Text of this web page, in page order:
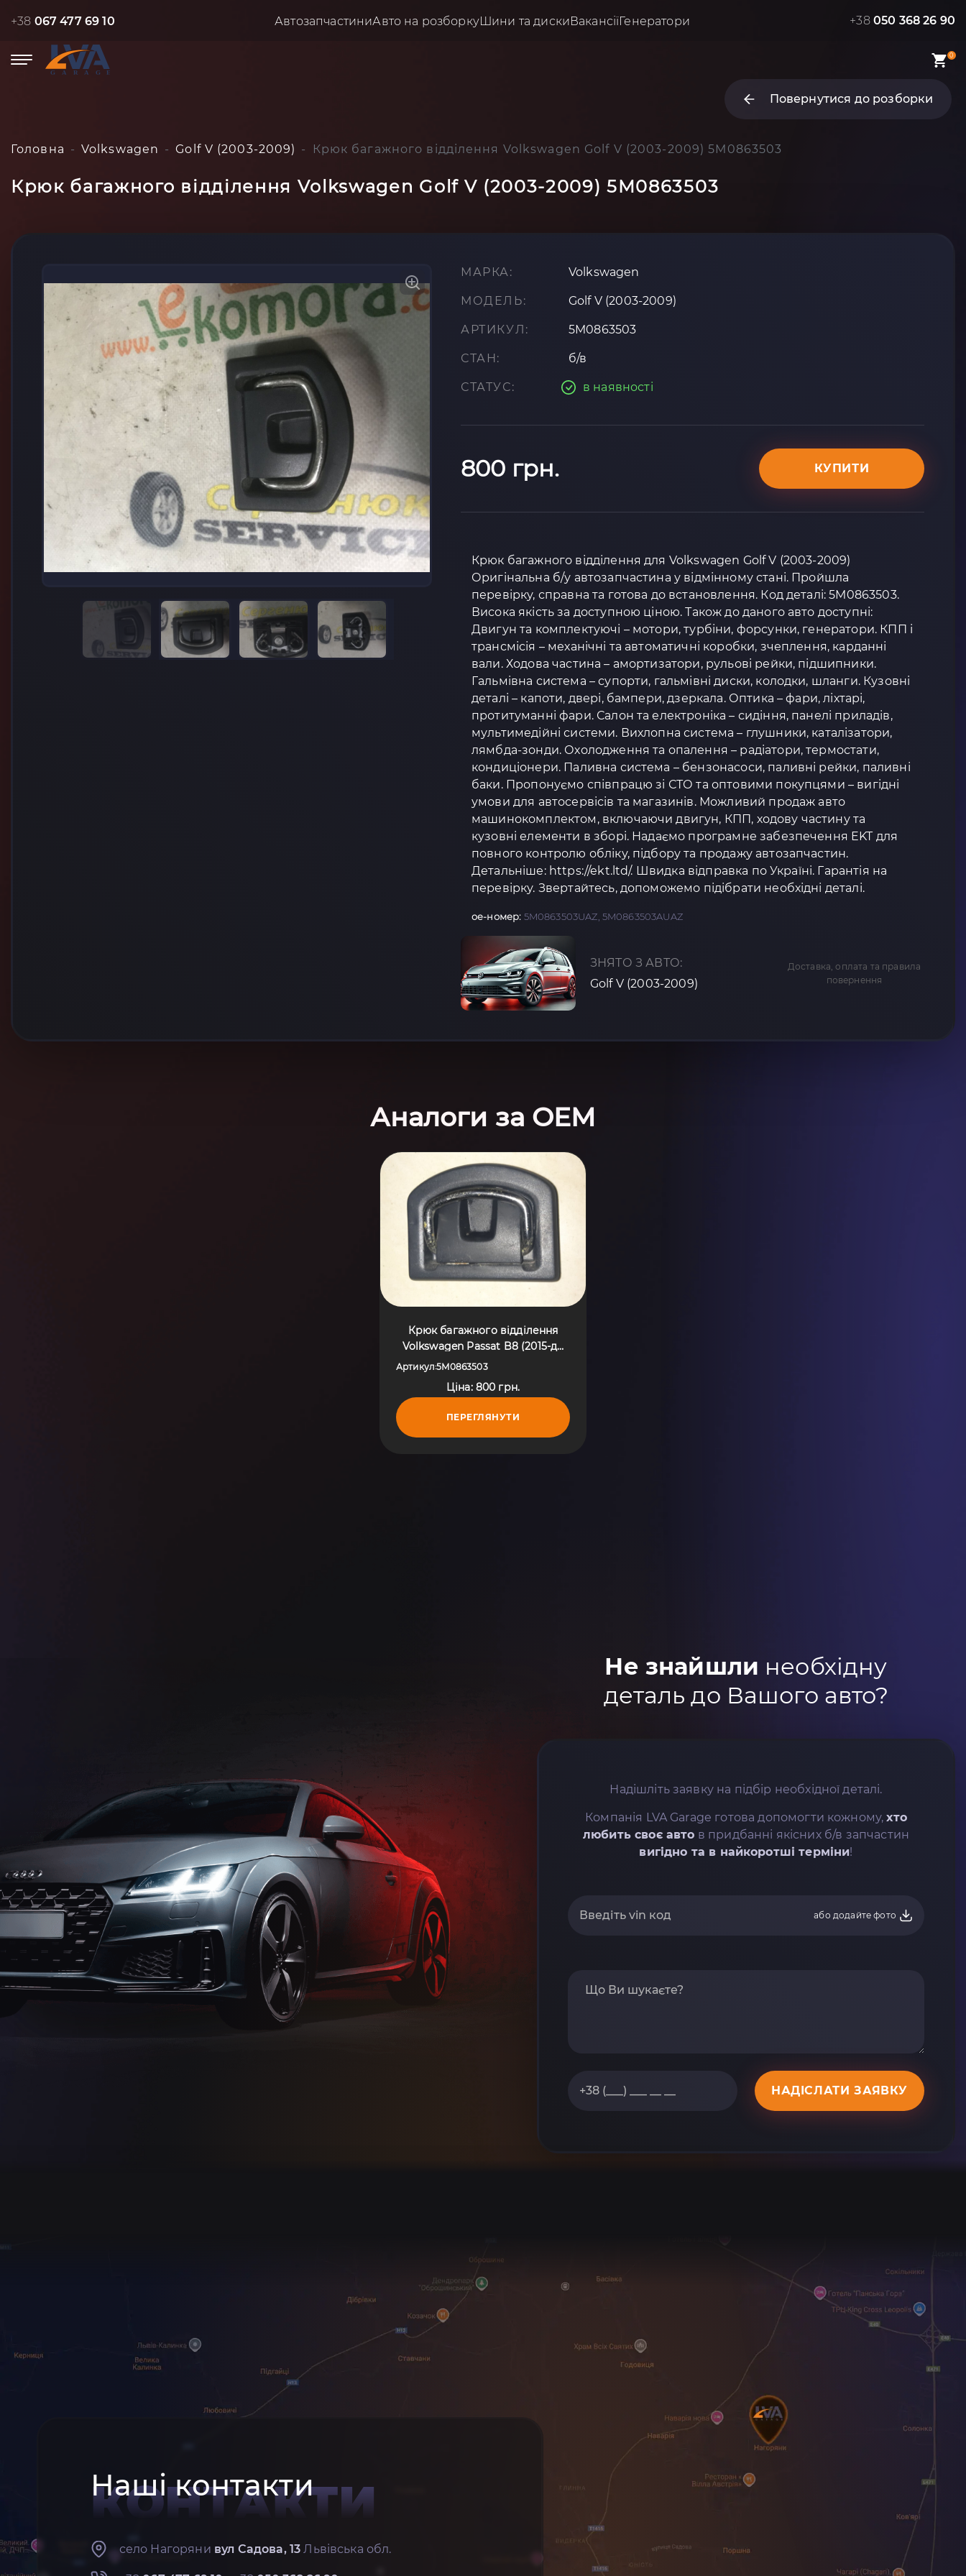
+38 067 477 69 10 АвтозапчастиниАвто на розборкуШини та дискиВакансіїГенератори +38 050 368 26 90
0
Повернутися до розборки
Головна Volkswagen Golf V (2003-2009) Крюк багажного відділення Volkswagen Golf V (2003-2009) 5M0863503
Крюк багажного відділення Volkswagen Golf V (2003-2009) 5M0863503
МАРКА: Volkswagen
МОДЕЛЬ: Golf V (2003-2009)
АРТИКУЛ: 5M0863503
СТАН: б/в
СТАТУС: в наявності
800 грн. КУПИТИ
Крюк багажного відділення для Volkswagen Golf V (2003-2009)
Оригінальна б/у автозапчастина у відмінному стані. Пройшла
перевірку, справна та готова до встановлення. Код деталі: 5M0863503.
Висока якість за доступною ціною. Також до даного авто доступні:
Двигун та комплектуючі – мотори, турбіни, форсунки, генератори. КПП і
трансмісія – механічні та автоматичні коробки, зчеплення, карданні
вали. Ходова частина – амортизатори, рульові рейки, підшипники.
Гальмівна система – супорти, гальмівні диски, колодки, шланги. Кузовні
деталі – капоти, двері, бампери, дзеркала. Оптика – фари, ліхтарі,
протитуманні фари. Салон та електроніка – сидіння, панелі приладів,
мультимедійні системи. Вихлопна система – глушники, каталізатори,
лямбда-зонди. Охолодження та опалення – радіатори, термостати,
кондиціонери. Паливна система – бензонасоси, паливні рейки, паливні
баки. Пропонуємо співпрацю зі СТО та оптовими покупцями – вигідні
умови для автосервісів та магазинів. Можливий продаж авто
машинокомплектом, включаючи двигун, КПП, ходову частину та
кузовні елементи в зборі. Надаємо програмне забезпечення EKT для
повного контролю обліку, підбору та продажу автозапчастин.
Детальніше: https://ekt.ltd/. Швидка відправка по Україні. Гарантія на
перевірку. Звертайтесь, допоможемо підібрати необхідні деталі.
oe-номер: 5M0863503UAZ, 5M0863503AUAZ
ЗНЯТО З АВТО:
Golf V (2003-2009)
Доставка, оплата та правила
повернення
Аналоги за OEM
Крюк багажного відділення
Volkswagen Passat B8 (2015-до
тепер) 5M0863503
Артикул:5M0863503
Ціна: 800 грн.
ПЕРЕГЛЯНУТИ
Не знайшли необхідну
деталь до Вашого авто?
Надішліть заявку на підбір необхідної деталі.
Компанія LVA Garage готова допомогти кожному,хто
любить своє авто в придбанні якісних б/в запчастин
вигідно та в найкоротші терміни!
або додайте фото
НАДІСЛАТИ ЗАЯВКУ
Наші контакти
КОНТАКТИ
село Нагоряни вул Садова, 13 Львівська обл.